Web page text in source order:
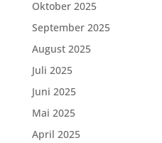
Oktober 2025
September 2025
August 2025
Juli 2025
Juni 2025
Mai 2025
April 2025